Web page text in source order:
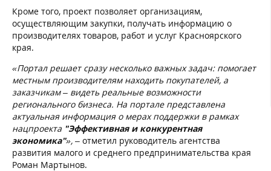
Кроме того, проект позволяет организациям,
осуществляющим закупки, получать информацию о
производителях товаров, работ и услуг Красноярского
края.
«Портал решает сразу несколько важных задач: помогает
местным производителям находить покупателей, а
заказчикам – видеть реальные возможности
регионального бизнеса. На портале представлена
актуальная информация о мерах поддержки в рамках
нацпроекта "Эффективная и конкурентная
экономика"», – отметил руководитель агентства
развития малого и среднего предпринимательства края
Роман Мартынов.